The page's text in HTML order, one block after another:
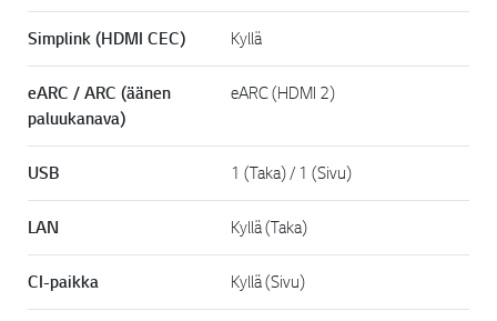
Simplink (HDMI CEC) Kyllä
eARC / ARC (äänen
paluukanava)
eARC (HDMI 2)
USB 1 (Taka) / 1 (Sivu)
LAN Kyllä (Taka)
CI-paikka Kyllä (Sivu)